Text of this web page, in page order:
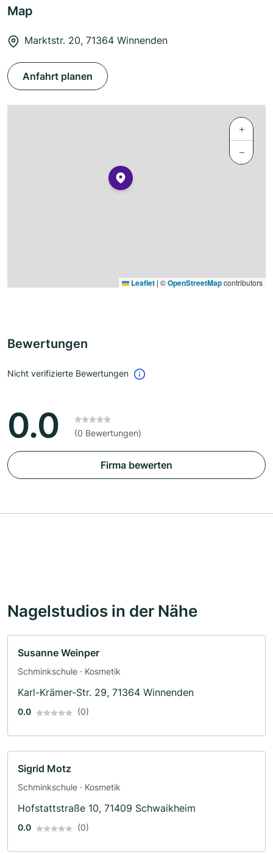
Map
Marktstr. 20, 71364 Winnenden
Anfahrt planen
+
−
Leaflet | ©OpenStreetMapcontributors
Bewertungen
Nicht verifizierte Bewertungen
0.0 (0 Bewertungen)
Firma bewerten
Nagelstudios in der Nähe
Susanne Weinper
Schminkschule · Kosmetik
Karl-Krämer-Str. 29, 71364 Winnenden
0.0 (0)
Sigrid Motz
Schminkschule · Kosmetik
Hofstattstraße 10, 71409 Schwaikheim
0.0 (0)